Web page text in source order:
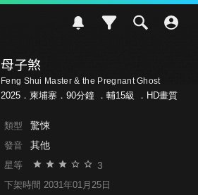
母子煞
Feng Shui Master & the Pregnant Ghost
2025．柬埔寨．90分鐘 ． 輔15級 ．HD畫質
類型 驚悚
發音 其他
星等 3
下架時間 2031年01月25日